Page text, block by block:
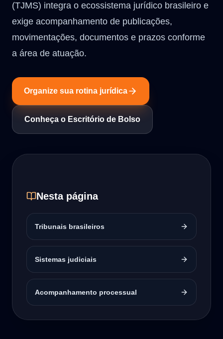
(TJMS) integra o ecossistema jurídico brasileiro e
exige acompanhamento de publicações,
movimentações, documentos e prazos conforme
a área de atuação.
Organize sua rotina jurídica
Conheça o Escritório de Bolso
Nesta página
Tribunais brasileiros
Sistemas judiciais
Acompanhamento processual